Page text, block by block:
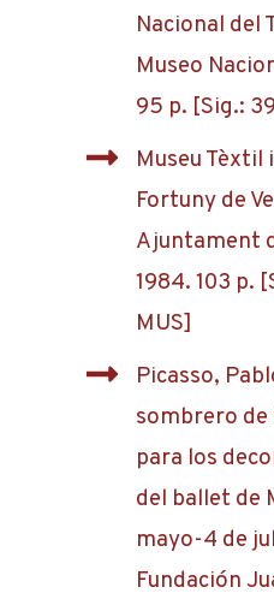
Nacional del
Museo
95 p. [Sig.:
Museu
Fortuny de
Ajuntament
1984. 103 p.
MUS]
Picasso,
sombrero
para los
del ballet de
mayo-4 de
Fundación